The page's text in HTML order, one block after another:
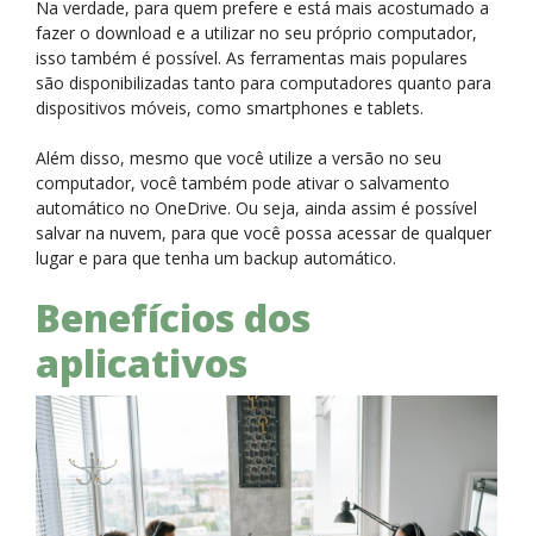
Na verdade, para quem prefere e está mais acostumado a
fazer o download e a utilizar no seu próprio computador,
isso também é possível. As ferramentas mais populares
são disponibilizadas tanto para computadores quanto para
dispositivos móveis, como smartphones e tablets.
Além disso, mesmo que você utilize a versão no seu
computador, você também pode ativar o salvamento
automático no OneDrive. Ou seja, ainda assim é possível
salvar na nuvem, para que você possa acessar de qualquer
lugar e para que tenha um backup automático.
Benefícios dos
aplicativos